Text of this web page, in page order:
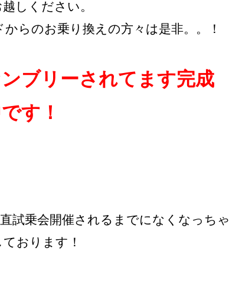
しください。
らのお乗り換えの方々は是非。。！
ブリーされてます完成
す！
試乗会開催されるまでになくなっちゃ
おります！